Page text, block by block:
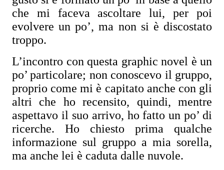
che mi faceva ascoltare lui, per poi
evolvere un po’, ma non si è discostato
troppo.
L’incontro con questa graphic novel è un
po’ particolare; non conoscevo il gruppo,
proprio come mi è capitato anche con gli
altri che ho recensito, quindi, mentre
aspettavo il suo arrivo, ho fatto un po’ di
ricerche. Ho chiesto prima qualche
informazione sul gruppo a mia sorella,
ma anche lei è caduta dalle nuvole.